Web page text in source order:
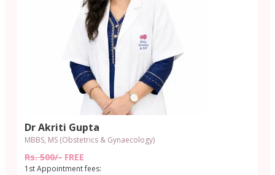
Dr Akriti Gupta
MBBS, MS (Obstetrics & Gynaecology)
Rs. 500/- FREE
1st Appointment fees: